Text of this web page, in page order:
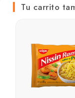
Tu carrito